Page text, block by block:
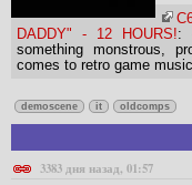
DADDY" - 12 HOURS!:
something monstrous,
comes to retro game
demoscene it oldcomps
3383 дня назад, 01:57